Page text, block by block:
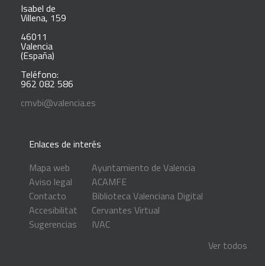
Isabel de
Villena, 159
46011
Valencia
(España)
Teléfono:
962 082 586
cmvbi@valencia.es
Enlaces de interés
Mapa web
Aviso legal
Contacto
Accesibilitat
Sugerencias
Ayuntamiento de Valencia
ACAMFE
Biblioteca Valenciana Digital
Cervantes Virtual
IVAC
Ver todos